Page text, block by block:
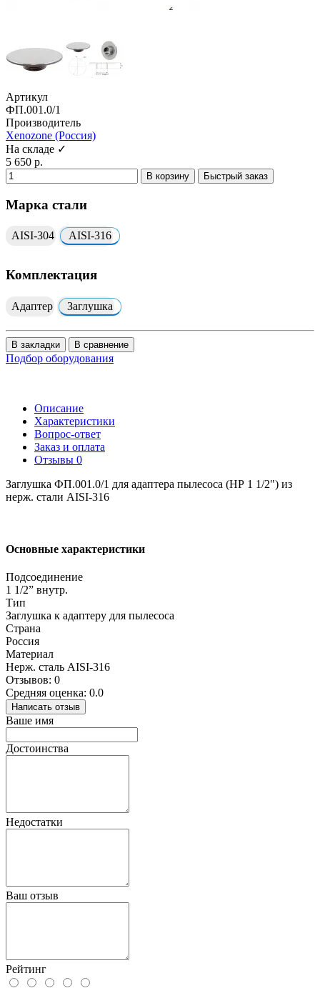
Артикул
ФП.001.0/1
Производитель
Xenozone (Россия)
На складе ✓
5 650 р.
В корзину Быстрый заказ
Марка стали
AISI-304 AISI-316
Комплектация
Адаптер Заглушка
В закладки В сравнение
Подбор оборудования
Описание
Характеристики
Вопрос-ответ
Заказ и оплата
Отзывы 0
Заглушка ФП.001.0/1 для адаптера пылесоса (НР 1 1/2") из
нерж. стали AISI-316
Основные характеристики
Подсоединение
1 1/2” внутр.
Тип
Заглушка к адаптеру для пылесоса
Страна
Россия
Материал
Нерж. сталь AISI-316
Отзывов: 0
Средняя оценка: 0.0
Написать отзыв
Ваше имя
Достоинства
Недостатки
Ваш отзыв
Рейтинг